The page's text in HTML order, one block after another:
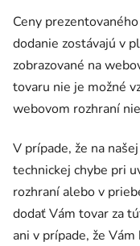
Ceny
dodanie zostávajú v
zobrazované na
tovaru nie je možné
webovom rozhraní
V prípade, že na
technickej chybe pri
rozhraní alebo v
dodať Vám tovar za
ani v prípade, že